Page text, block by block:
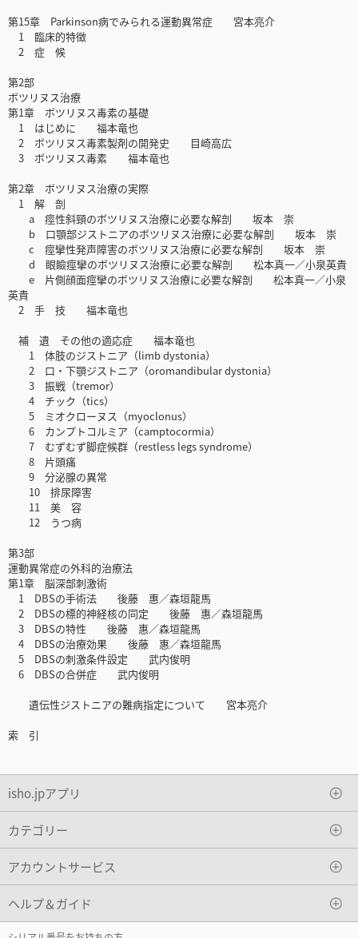
第15章 Parkinson病でみられる運動異常症 宮本亮介
1 臨床的特徴
2 症 候
第2部
ボツリヌス治療
第1章 ボツリヌス毒素の基礎
1 はじめに 福本竜也
2 ボツリヌス毒素製剤の開発史 目崎高広
3 ボツリヌス毒素 福本竜也
第2章 ボツリヌス治療の実際
1 解 剖
a 痙性斜頸のボツリヌス治療に必要な解剖 坂本 崇
b 口顎部ジストニアのボツリヌス治療に必要な解剖 坂本 崇
c 痙攣性発声障害のボツリヌス治療に必要な解剖 坂本 崇
d 眼瞼痙攣のボツリヌス治療に必要な解剖 松本真一／小泉英貴
e 片側顔面痙攣のボツリヌス治療に必要な解剖 松本真一／小泉
英貴
2 手 技 福本竜也
補 遺 その他の適応症 福本竜也
1 体肢のジストニア（limb dystonia）
2 口・下顎ジストニア（oromandibular dystonia）
3 振戦（tremor）
4 チック（tics）
5 ミオクローヌス（myoclonus）
6 カンプトコルミア（camptocormia）
7 むずむず脚症候群（restless legs syndrome）
8 片頭痛
9 分泌腺の異常
10 排尿障害
11 美 容
12 うつ病
第3部
運動異常症の外科的治療法
第1章 脳深部刺激術
1 DBSの手術法 後藤 惠／森垣龍馬
2 DBSの標的神経核の同定 後藤 惠／森垣龍馬
3 DBSの特性 後藤 惠／森垣龍馬
4 DBSの治療効果 後藤 惠／森垣龍馬
5 DBSの刺激条件設定 武内俊明
6 DBSの合併症 武内俊明
遺伝性ジストニアの難病指定について 宮本亮介
索 引
isho.jpアプリ
カテゴリー
アカウントサービス
ヘルプ＆ガイド